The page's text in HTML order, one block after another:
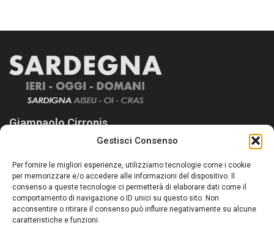
Gestisci Consenso
Per fornire le migliori esperienze, utilizziamo tecnologie come i cookie
per memorizzare e/o accedere alle informazioni del dispositivo. Il
consenso a queste tecnologie ci permetterà di elaborare dati come il
comportamento di navigazione o ID unici su questo sito. Non
acconsentire o ritirare il consenso può influire negativamente su alcune
caratteristiche e funzioni.
Giampaolo Cirronis
Sardegna Ieri-Oggi-Domani nasce per informare “liberamente” i
lettori su quanto accade in Sardegna, con un occhio rivolto al
nostro passato e, soprattutto, al nostro futuro
Follow Us